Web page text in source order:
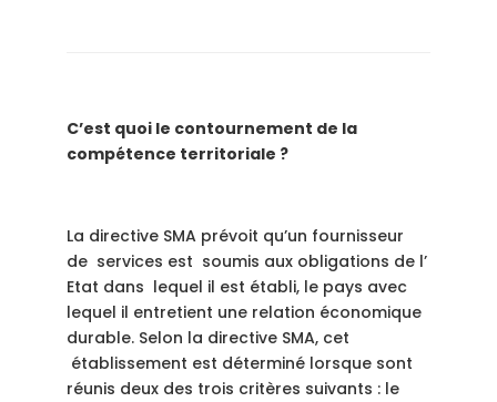
C’est quoi le contournement de la
compétence territoriale ?
La directive SMA prévoit qu’un fournisseur
de services est soumis aux obligations de l’
Etat dans lequel il est établi, le pays avec
lequel il entretient une relation économique
durable. Selon la directive SMA, cet
établissement est déterminé lorsque sont
réunis deux des trois critères suivants : le